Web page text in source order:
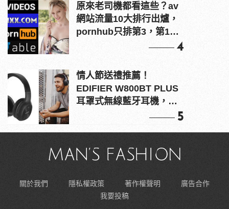
原來老司機都看這些？av
網站流量10大排行出爐，
pornhub只排第3，第1名
4
情人節送禮推薦！
EDIFIER W800BT PLUS
耳罩式無線藍牙耳機，在
5
關於我們 隱私權政策 著作權聲明
廣告合作
我要投稿